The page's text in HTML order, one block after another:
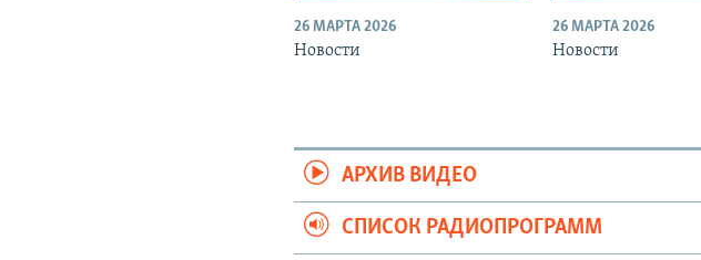
26 МАРТА 2026
Новости
26 МАРТА 2026
Новости
АРХИВ ВИДЕО
СПИСОК РАДИОПРОГРАММ